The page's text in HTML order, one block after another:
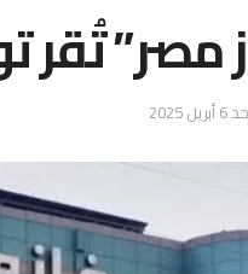
توزيع 50
2025